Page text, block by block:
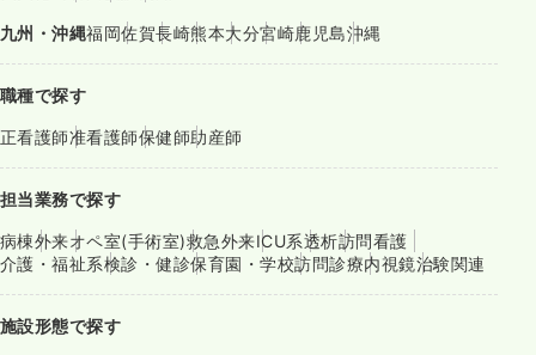
九州・沖縄福岡佐賀長崎熊本大分宮崎鹿児島沖縄
職種で探す
正看護師准看護師保健師助産師
担当業務で探す
病棟外来オペ室(手術室)救急外来ICU系透析訪問看護
介護・福祉系検診・健診保育園・学校訪問診療内視鏡治験関連
施設形態で探す